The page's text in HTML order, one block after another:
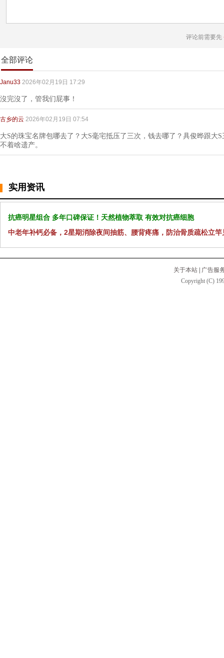
评论前需要先
全部评论
Janu33 2026年02月19日 17:29
沒完沒了，管我们屁事！
古乡的云 2026年02月19日 07:54
大S的珠宝名牌包哪去了？大S毫宅抵压了三次，钱去哪了？具俊晔跟大
不着啥遗产。
实用资讯
抗癌明星组合 多年口碑保证！天然植物萃取 有效对抗癌细胞
中老年补钙必备，2星期消除夜间抽筋、腰背疼痛，防治骨质疏松立竿
关于本站
广告服
Copyright (C)